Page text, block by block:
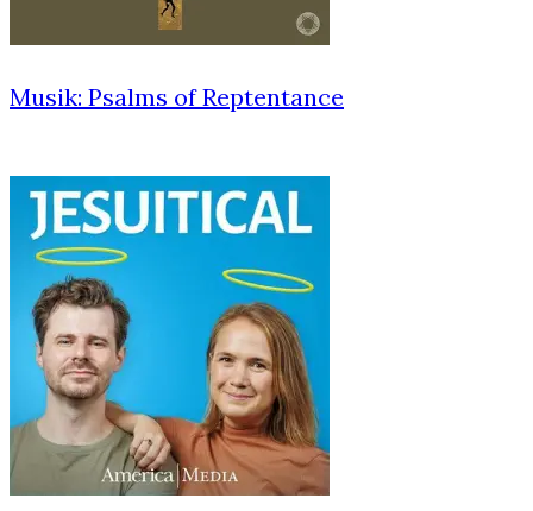
Musik: Psalms of Reptentance